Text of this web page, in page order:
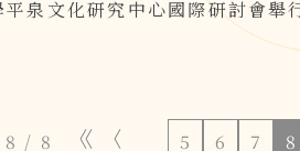
平泉文化研究中心國際研討會舉
8 / 8 5 6 7 8